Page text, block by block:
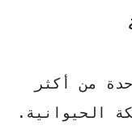
من أكثر
الحيوانية.